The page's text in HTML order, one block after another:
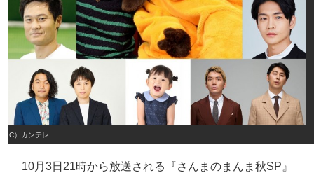
（C）カンテレ
10月3日21時から放送される『さんまのまんま秋SP』